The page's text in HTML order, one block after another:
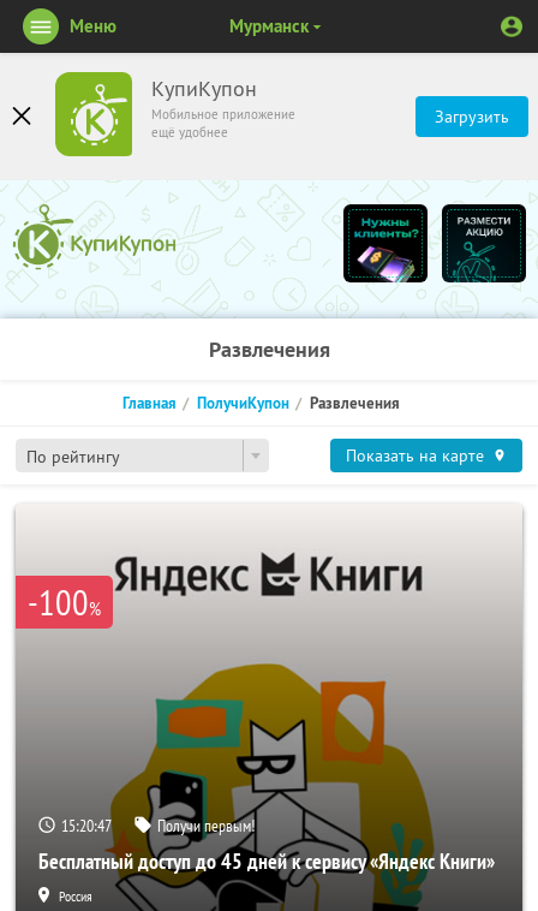
КупиКупон
Мобильное приложение
ещё удобнее
Загрузить
Меню Мурманск
Развлечения
По рейтингу
Главная ПолучиКупон Развлечения
Показать на карте
-100%
15:20:47 Получи первым!
Бесплатный доступ до 45 дней к сервису «Яндекс Книги»
Россия